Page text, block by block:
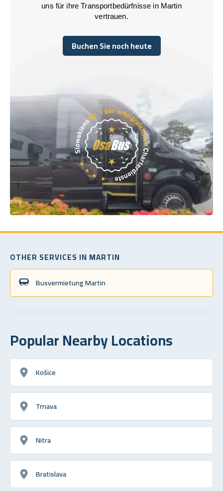
uns für ihre Transportbedürfnisse in Martin
vertrauen.
Buchen Sie noch heute
Buchen Sie noch heute
OTHER SERVICES IN MARTIN
Busvermietung Martin
Popular Nearby Locations
Košice
Trnava
Nitra
Bratislava